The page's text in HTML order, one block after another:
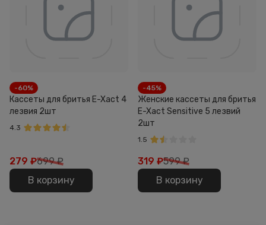
-60%
Кассеты для бритья E-Xact 4
лезвия 2шт
4.3
279 ₽699 ₽
В корзину
-45%
Женские кассеты для бритья
E-Xact Sensitive 5 лезвий
2шт
1.5
319 ₽599 ₽
В корзину